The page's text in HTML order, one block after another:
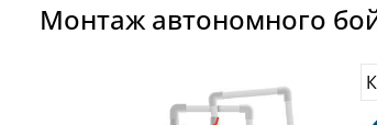
Монтаж автономного